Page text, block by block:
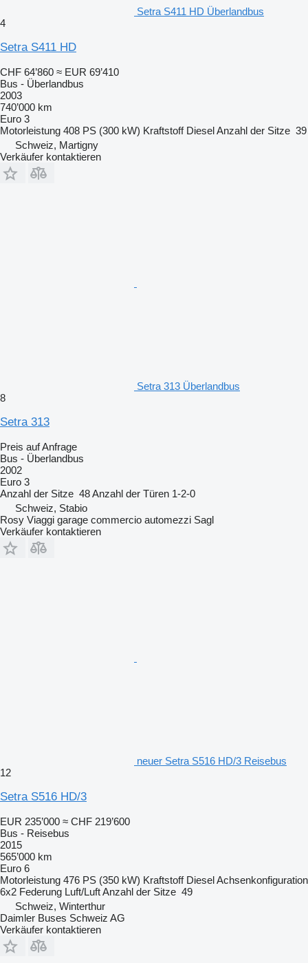
Setra S411 HD Überlandbus
4
Setra S411 HD
CHF 64’860 ≈ EUR 69’410
Bus - Überlandbus
2003
740’000 km
Euro 3
Motorleistung 408 PS (300 kW) Kraftstoff DieselAnzahl der Sitze 39
Schweiz, Martigny
Verkäufer kontaktieren
Setra 313 Überlandbus
8
Setra 313
Preis auf Anfrage
Bus - Überlandbus
2002
Euro 3
Anzahl der Sitze 48Anzahl der Türen 1-2-0
Schweiz, Stabio
Rosy Viaggi garage commercio automezzi Sagl
Verkäufer kontaktieren
neuer Setra S516 HD/3 Reisebus
12
Setra S516 HD/3
EUR 235’000 ≈ CHF 219’600
Bus - Reisebus
2015
565’000 km
Euro 6
Motorleistung 476 PS (350 kW) Kraftstoff DieselAchsenkonfiguration
6x2 Federung Luft/LuftAnzahl der Sitze 49
Schweiz, Winterthur
Daimler Buses Schweiz AG
Verkäufer kontaktieren